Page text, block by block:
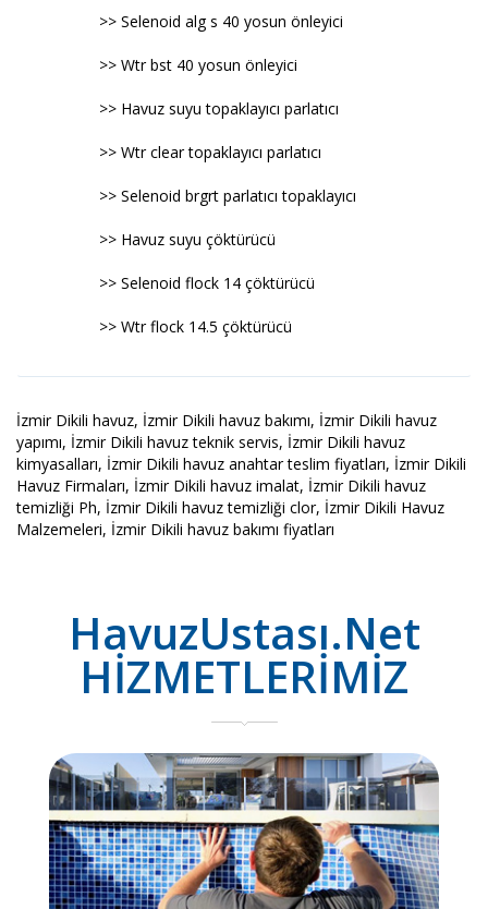
>> Selenoid alg s 40 yosun önleyici
>> Wtr bst 40 yosun önleyici
>> Havuz suyu topaklayıcı parlatıcı
>> Wtr clear topaklayıcı parlatıcı
>> Selenoid brgrt parlatıcı topaklayıcı
>> Havuz suyu çöktürücü
>> Selenoid flock 14 çöktürücü
>> Wtr flock 14.5 çöktürücü
İzmir Dikili havuz, İzmir Dikili havuz bakımı, İzmir Dikili havuz
yapımı, İzmir Dikili havuz teknik servis, İzmir Dikili havuz
kimyasalları, İzmir Dikili havuz anahtar teslim fiyatları, İzmir Dikili
Havuz Firmaları, İzmir Dikili havuz imalat, İzmir Dikili havuz
temizliği Ph, İzmir Dikili havuz temizliği clor, İzmir Dikili Havuz
Malzemeleri, İzmir Dikili havuz bakımı fiyatları
HavuzUstası.Net
HİZMETLERİMİZ